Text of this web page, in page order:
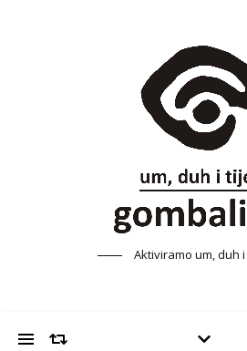
Aktiviramo um, duh